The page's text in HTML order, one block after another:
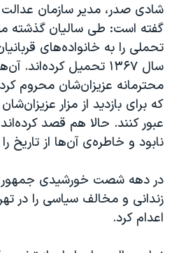
شادی صدر، مدیر سازمان عدالت
گفته است: طی سالیان گذشته
تحملی را به خانواده‌های
سال ۱۳۶۷ تحمیل
محترمانه عزیزان‌شان محروم
که برای بازدید از مزار
عبور کنند. حالا هم قصد کرده‌اند
نابود و خاطره‌ی آن‌ها از تاریخ
در دهه شصت خورشیدی جمهوری
زندانی و مخالف سیاسی را در
اعدام کرد.